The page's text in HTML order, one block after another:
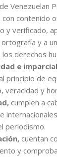
Venezuelan
con contenido
y verificado,
y a
derechos
e
principio de
veracidad y
cumplen a
periodismo.
cuentan
y